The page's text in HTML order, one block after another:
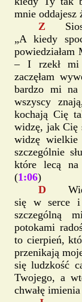
mnie oddajesz
Z
„A kiedy
powiedziałam
– I rzekł mi
zaczęłam
bardzo mi na
wszyscy
kochają Cię
widzę, jak Cię
widzę wielkie
szczególnie
które lecą na
(1:06)
D
się w serce i
szczególną
potokami
to cierpień,
przenikają
się ludzkość
Twojego, a
chwałę